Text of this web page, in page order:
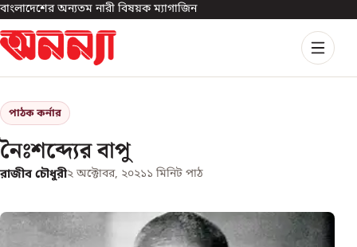
বাংলাদেশের অন্যতম নারী বিষয়ক ম্যাগাজিন
পাঠক কর্নার
নৈঃশব্দ্যের বাপু
রাজীব চৌধুরী২ অক্টোবর, ২০২১১ মিনিট পাঠ